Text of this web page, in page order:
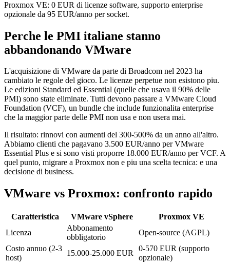
Proxmox VE: 0 EUR di licenze software, supporto enterprise
opzionale da 95 EUR/anno per socket.
Perche le PMI italiane stanno
abbandonando VMware
L'acquisizione di VMware da parte di Broadcom nel 2023 ha
cambiato le regole del gioco. Le licenze perpetue non esistono piu.
Le edizioni Standard ed Essential (quelle che usava il 90% delle
PMI) sono state eliminate. Tutti devono passare a VMware Cloud
Foundation (VCF), un bundle che include funzionalita enterprise
che la maggior parte delle PMI non usa e non usera mai.
Il risultato: rinnovi con aumenti del 300-500% da un anno all'altro.
Abbiamo clienti che pagavano 3.500 EUR/anno per VMware
Essential Plus e si sono visti proporre 18.000 EUR/anno per VCF. A
quel punto, migrare a Proxmox non e piu una scelta tecnica: e una
decisione di business.
VMware vs Proxmox: confronto rapido
Caratteristica VMware vSphere
Proxmox VE
Licenza
Abbonamento
obbligatorio
Open-source (AGPL)
Costo annuo (2-3
host)
15.000-25.000 EUR
0-570 EUR (supporto
opzionale)